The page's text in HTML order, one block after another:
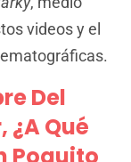
videos y el
Del
¿a Qué
Poquito